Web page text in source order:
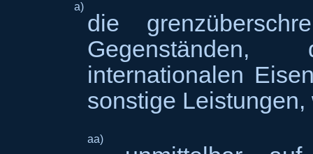
a)
die
internationalen
sonstige
aa)